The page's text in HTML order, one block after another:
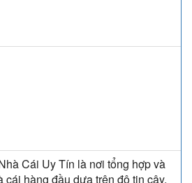
Cái Uy Tín là nơi tổng hợp và
cái hàng đầu dựa trên độ tin cậy,